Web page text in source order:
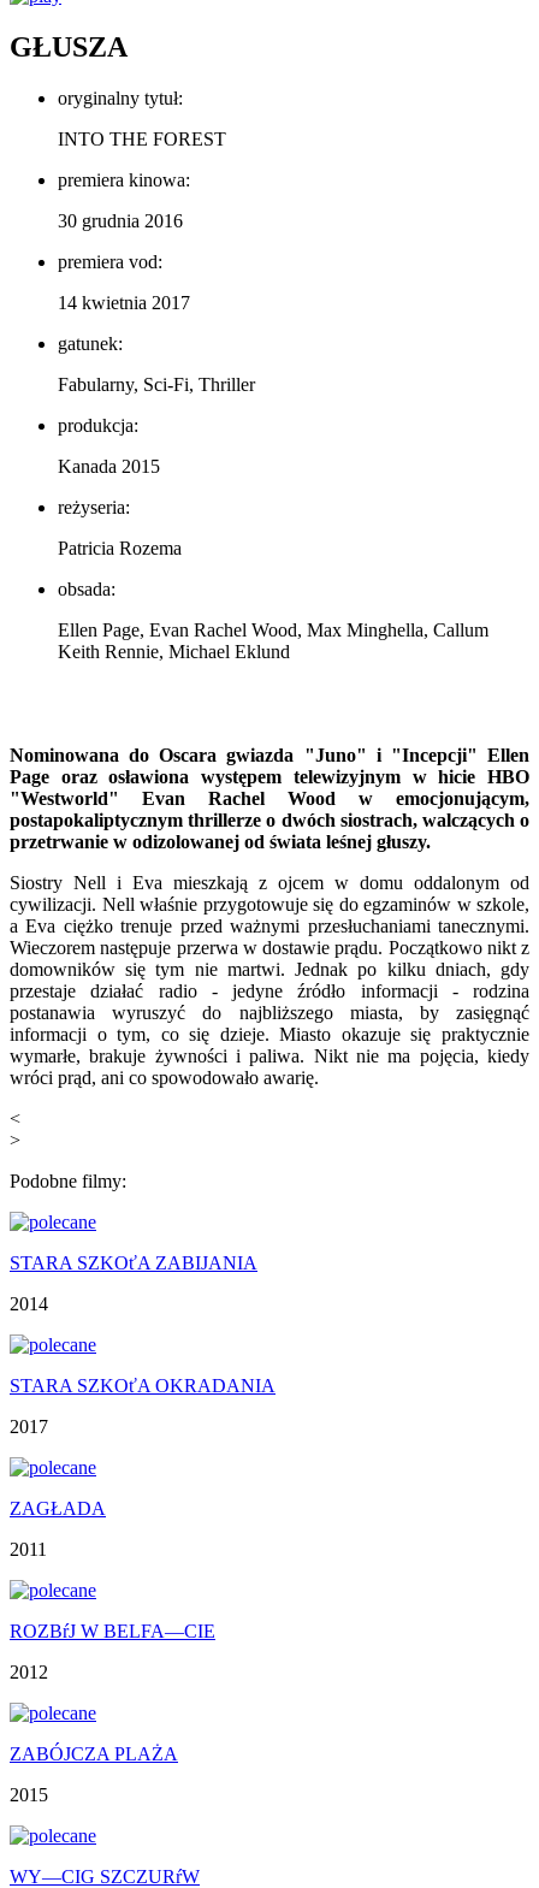
GŁUSZA
oryginalny tytuł:
INTO THE FOREST
premiera kinowa:
30 grudnia 2016
premiera vod:
14 kwietnia 2017
gatunek:
Fabularny, Sci-Fi, Thriller
produkcja:
Kanada 2015
reżyseria:
Patricia Rozema
obsada:
Ellen Page, Evan Rachel Wood, Max Minghella, Callum
Keith Rennie, Michael Eklund
Nominowana do Oscara gwiazda "Juno" i "Incepcji" Ellen
Page oraz osławiona występem telewizyjnym w hicie HBO
"Westworld" Evan Rachel Wood w emocjonującym,
postapokaliptycznym thrillerze o dwóch siostrach, walczących o
przetrwanie w odizolowanej od świata leśnej głuszy.
Siostry Nell i Eva mieszkają z ojcem w domu oddalonym od
cywilizacji. Nell właśnie przygotowuje się do egzaminów w szkole,
a Eva ciężko trenuje przed ważnymi przesłuchaniami tanecznymi.
Wieczorem następuje przerwa w dostawie prądu. Początkowo nikt z
domowników się tym nie martwi. Jednak po kilku dniach, gdy
przestaje działać radio - jedyne źródło informacji - rodzina
postanawia wyruszyć do najbliższego miasta, by zasięgnąć
informacji o tym, co się dzieje. Miasto okazuje się praktycznie
wymarłe, brakuje żywności i paliwa. Nikt nie ma pojęcia, kiedy
wróci prąd, ani co spowodowało awarię.
<
>
Podobne filmy:
STARA SZKOťA ZABIJANIA
2014
STARA SZKOťA OKRADANIA
2017
ZAGŁADA
2011
ROZBŕJ W BELFA—CIE
2012
ZABÓJCZA PLAŻA
2015
WY—CIG SZCZURŕW